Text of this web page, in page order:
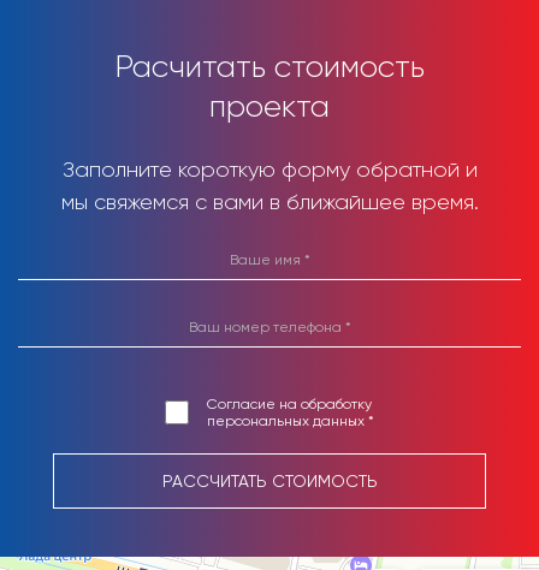
Расчитать стоимость
проекта
Заполните короткую форму обратной и
мы свяжемся с вами в ближайшее время.
Согласие на обработку
персональных данных *
РАССЧИТАТЬ СТОИМОСТЬ